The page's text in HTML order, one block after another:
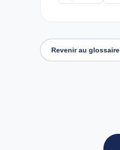
Revenir au glossaire